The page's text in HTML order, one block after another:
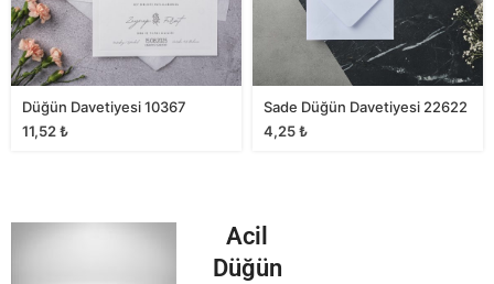
Düğün Davetiyesi 10367
11,52₺
Sade Düğün Davetiyesi 22622
4,25₺
Acil
Düğün